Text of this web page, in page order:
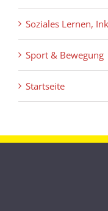
Soziales Lernen,
Sport & Bewegung
Startseite